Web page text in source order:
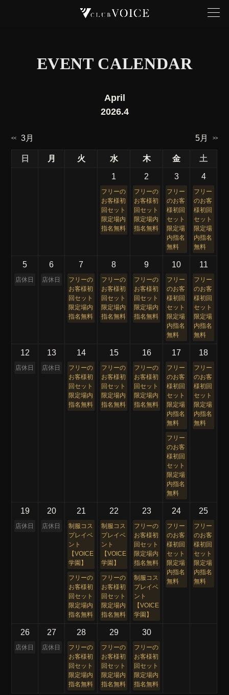
EVENT CALENDAR
April
2026.4
<<3月 5月 >>
日 月 火 水 木 金 土
1
フリーの
お客様初
回セット
限定場内
指名無料
2
フリーの
お客様初
回セット
限定場内
指名無料
3
フリー
のお客
様初回
セット
限定場
内指名
無料
4
フリー
のお客
様初回
セット
限定場
内指名
無料
5
店休日
6
店休日
7
フリーの
お客様初
回セット
限定場内
指名無料
8
フリーの
お客様初
回セット
限定場内
指名無料
9
フリーの
お客様初
回セット
限定場内
指名無料
10
フリー
のお客
様初回
セット
限定場
内指名
無料
11
フリー
のお客
様初回
セット
限定場
内指名
無料
12
店休日
13
店休日
14
フリーの
お客様初
回セット
限定場内
指名無料
15
フリーの
お客様初
回セット
限定場内
指名無料
16
フリーの
お客様初
回セット
限定場内
指名無料
17
フリー
のお客
様初回
セット
限定場
内指名
無料
フリー
のお客
様初回
セット
限定場
内指名
無料
18
フリー
のお客
様初回
セット
限定場
内指名
無料
19
店休日
20
店休日
21
制服コス
プレイベ
ント
【VOICE
学園】
フリーの
お客様初
回セット
限定場内
指名無料
22
制服コス
プレイベ
ント
【VOICE
学園】
フリーの
お客様初
回セット
限定場内
指名無料
23
フリーの
お客様初
回セット
限定場内
指名無料
制服コス
プレイベ
ント
【VOICE
学園】
24
フリー
のお客
様初回
セット
限定場
内指名
無料
25
フリー
のお客
様初回
セット
限定場
内指名
無料
26
店休日
27
店休日
28
フリーの
お客様初
回セット
限定場内
指名無料
29
フリーの
お客様初
回セット
限定場内
指名無料
30
フリーの
お客様初
回セット
限定場内
指名無料